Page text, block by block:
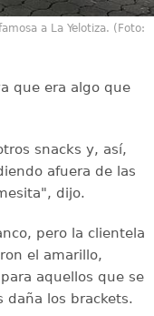
a La Yelotiza. (Foto:
que era algo que
snacks y, así,
afuera de las
dijo.
pero la clientela
el amarillo,
aquellos que se
daña los brackets.